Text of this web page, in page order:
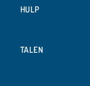
HULP
TALEN